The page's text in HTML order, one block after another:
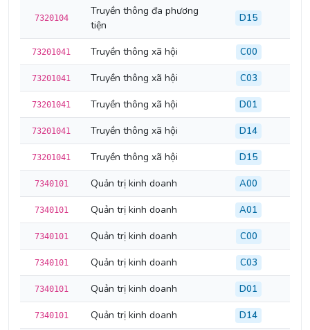
7320104
Truyền thông đa phương
tiện
D15
73201041 Truyền thông xã hội C00
73201041 Truyền thông xã hội C03
73201041 Truyền thông xã hội D01
73201041 Truyền thông xã hội D14
73201041 Truyền thông xã hội D15
7340101 Quản trị kinh doanh A00
7340101 Quản trị kinh doanh A01
7340101 Quản trị kinh doanh C00
7340101 Quản trị kinh doanh C03
7340101 Quản trị kinh doanh D01
7340101 Quản trị kinh doanh D14